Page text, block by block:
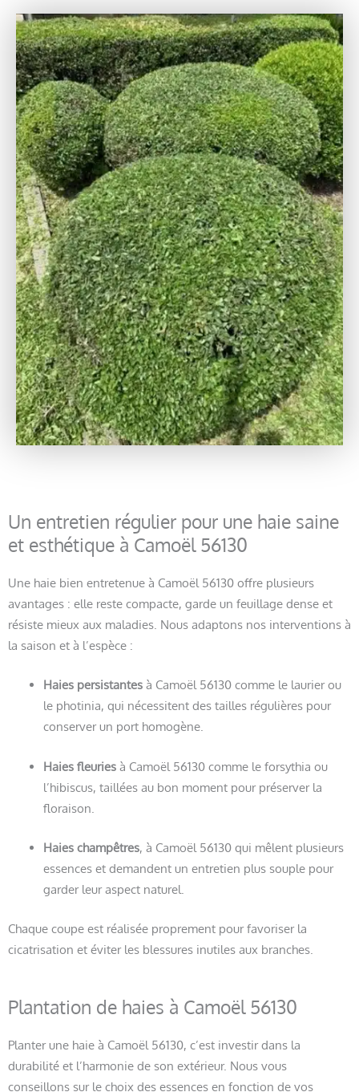
Un entretien régulier pour une haie saine
et esthétique à Camoël 56130
Une haie bien entretenue à Camoël 56130 offre plusieurs
avantages : elle reste compacte, garde un feuillage dense et
résiste mieux aux maladies. Nous adaptons nos interventions à
la saison et à l’espèce :
Haies persistantesà Camoël 56130 comme le laurier ou
le photinia, qui nécessitent des tailles régulières pour
conserver un port homogène.
Haies fleuriesà Camoël 56130 comme le forsythia ou
l’hibiscus, taillées au bon moment pour préserver la
floraison.
Haies champêtres, à Camoël 56130 qui mêlent plusieurs
essences et demandent un entretien plus souple pour
garder leur aspect naturel.
Chaque coupe est réalisée proprement pour favoriser la
cicatrisation et éviter les blessures inutiles aux branches.
Plantation de haies à Camoël 56130
Planter une haie à Camoël 56130, c’est investir dans la
durabilité et l’harmonie de son extérieur. Nous vous
conseillons sur le choix des essences en fonction de vos